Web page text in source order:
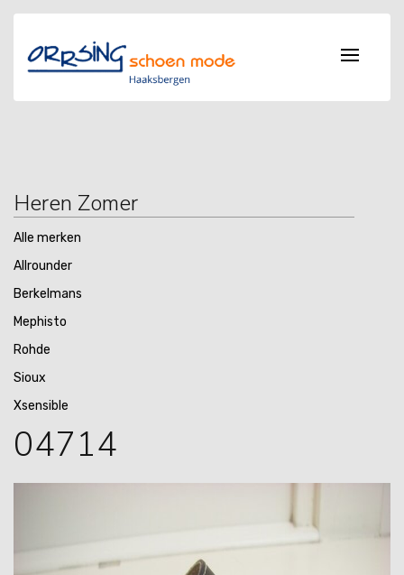
Heren Zomer
Alle merken
Allrounder
Berkelmans
Mephisto
Rohde
Sioux
Xsensible
04714